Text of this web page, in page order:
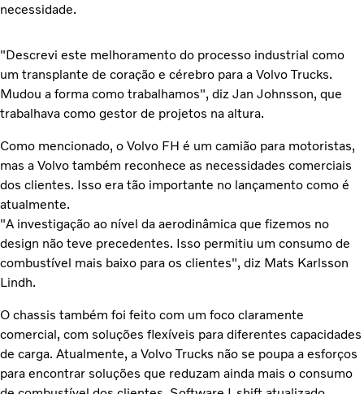
necessidade.
"Descrevi este melhoramento do processo industrial como
um transplante de coração e cérebro para a Volvo Trucks.
Mudou a forma como trabalhamos", diz Jan Johnsson, que
trabalhava como gestor de projetos na altura.
Como mencionado, o Volvo FH é um camião para motoristas,
mas a Volvo também reconhece as necessidades comerciais
dos clientes. Isso era tão importante no lançamento como é
atualmente.
"A investigação ao nível da aerodinâmica que fizemos no
design não teve precedentes. Isso permitiu um consumo de
combustível mais baixo para os clientes", diz Mats Karlsson
Lindh.
O chassis também foi feito com um foco claramente
comercial, com soluções flexíveis para diferentes capacidades
de carga. Atualmente, a Volvo Trucks não se poupa a esforços
para encontrar soluções que reduzam ainda mais o consumo